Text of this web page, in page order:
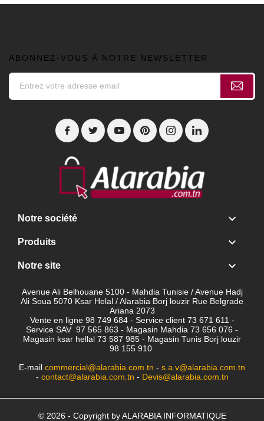
ABONNEZ-VOUS À NOTRE NEWSLETTER
Notre société 
Produits 
Notre site 
Avenue Ali Belhouane 5100 - Mahdia Tunisie / Avenue Hadj
Ali Soua 5070 Ksar Helal / Alarabia Borj louzir Rue Belgrade
Ariana 2073
Vente en ligne 98 749 684 - Service client 73 671 611 -
Service SAV 97 565 863 - Magasin Mahdia 73 656 076 -
Magasin ksar hellal 73 587 985 - Magasin Tunis Borj louzir
98 155 910
E-mail commercial@alarabia.com.tn - s.a.v@alarabia.com.tn
- contact@alarabia.com.tn - Devis@alarabia.com.tn
© 2026 - Copyright by ALARABIA INFORMATIQUE